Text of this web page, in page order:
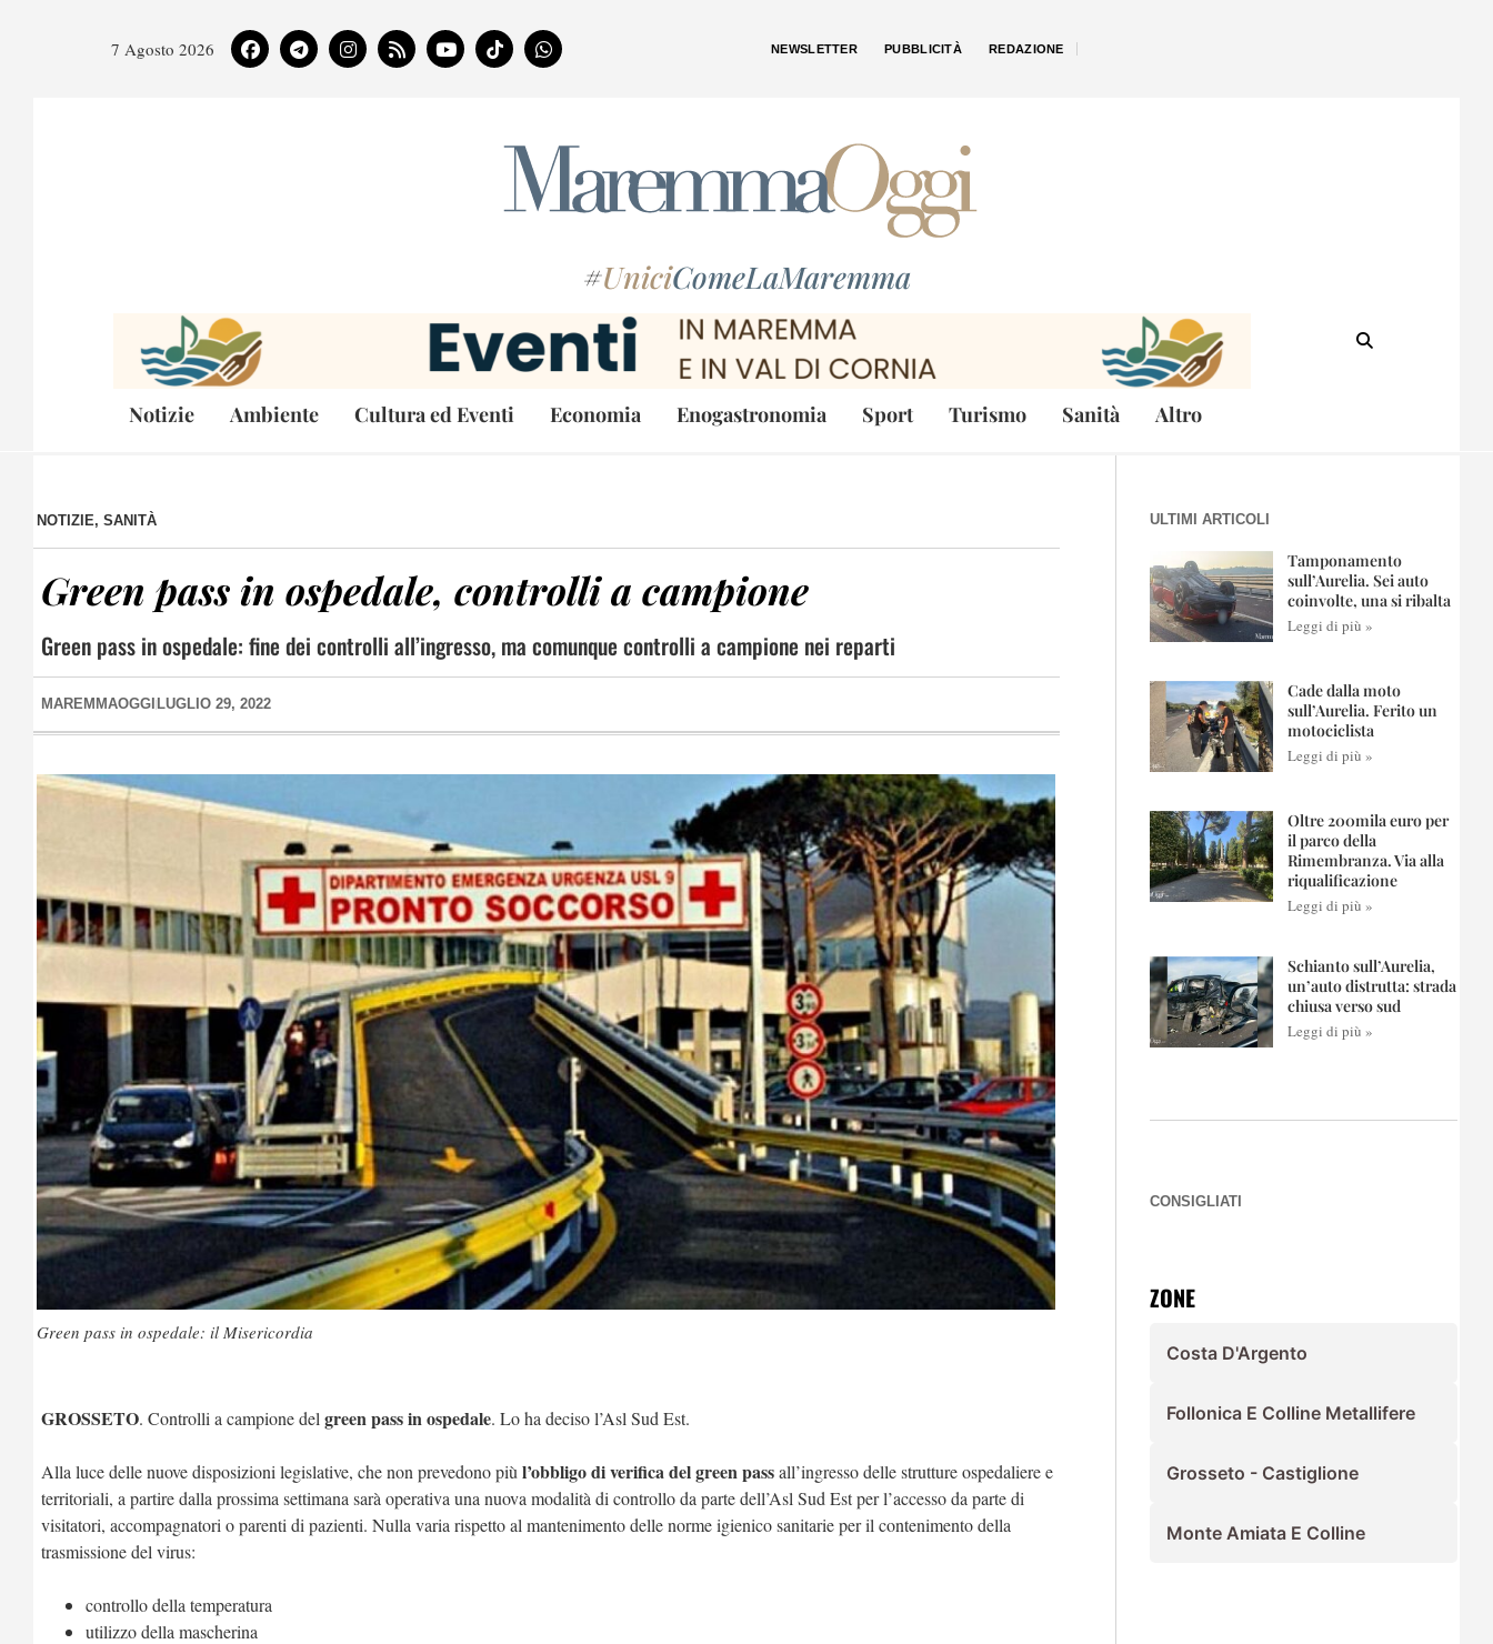
7 Agosto 2026 NEWSLETTER PUBBLICITÀ REDAZIONE
#UniciComeLaMaremma
Notizie Ambiente Cultura ed Eventi Economia Enogastronomia Sport Turismo Sanità Altro
NOTIZIE, SANITÀ
Green pass in ospedale, controlli a campione
Green pass in ospedale: fine dei controlli all’ingresso, ma comunque controlli a campione nei reparti
MAREMMAOGGI LUGLIO 29, 2022
Green pass in ospedale: il Misericordia
GROSSETO. Controlli a campione del green pass in ospedale. Lo ha deciso l’Asl Sud Est.
Alla luce delle nuove disposizioni legislative, che non prevedono più l’obbligo di verifica del green passall’ingresso delle strutture ospedaliere e
territoriali, a partire dalla prossima settimana sarà operativa una nuova modalità di controllo da parte dell’Asl Sud Est per l’accesso da parte di
visitatori, accompagnatori o parenti di pazienti. Nulla varia rispetto al mantenimento delle norme igienico sanitarie per il contenimento della
trasmissione del virus:
controllo della temperatura
utilizzo della mascherina
ULTIMI ARTICOLI
Tamponamento
sull’Aurelia. Sei auto
coinvolte, una si ribalta
Leggi di più »
Cade dalla moto
sull’Aurelia. Ferito un
motociclista
Leggi di più »
Oltre 200mila euro per
il parco della
Rimembranza. Via alla
riqualificazione
Leggi di più »
Schianto sull’Aurelia,
un’auto distrutta: strada
chiusa verso sud
Leggi di più »
CONSIGLIATI
ZONE
Costa D'Argento
Follonica E Colline Metallifere
Grosseto - Castiglione
Monte Amiata E Colline